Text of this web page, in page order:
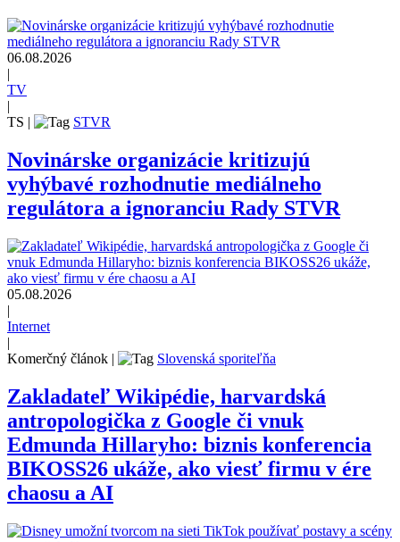
06.08.2026
TV
TS
STVR
Novinárske organizácie kritizujú
vyhýbavé rozhodnutie mediálneho
regulátora a ignoranciu Rady STVR
05.08.2026
|
Internet
|
Komerčný článok | Slovenská sporiteľňa
Zakladateľ Wikipédie, harvardská
antropologička z Google či vnuk
Edmunda Hillaryho: biznis konferencia
BIKOSS26 ukáže, ako viesť firmu v ére
chaosu a AI